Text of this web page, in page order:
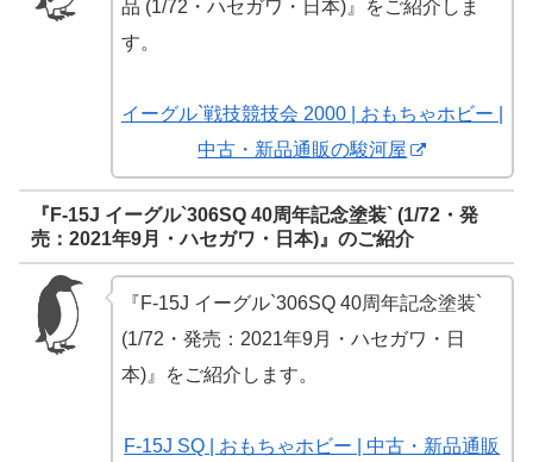
品 (1/72・ハセガワ・日本)』をご紹介しま
す。
イーグル`戦技競技会 2000 | おもちゃホビー |
中古・新品通販の駿河屋
『F-15J イーグル`306SQ 40周年記念塗装` (1/72・発
売：2021年9月・ハセガワ・日本)』のご紹介
『F-15J イーグル`306SQ 40周年記念塗装`
(1/72・発売：2021年9月・ハセガワ・日
本)』をご紹介します。
F-15J SQ | おもちゃホビー | 中古・新品通販